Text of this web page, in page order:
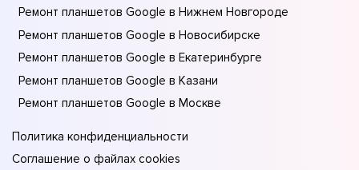
Ремонт планшетов Google в Нижнем Новгороде
Ремонт планшетов Google в Новосибирске
Ремонт планшетов Google в Екатеринбурге
Ремонт планшетов Google в Казани
Ремонт планшетов Google в Москве
Политика конфиденциальности
Соглашение о файлах cookies